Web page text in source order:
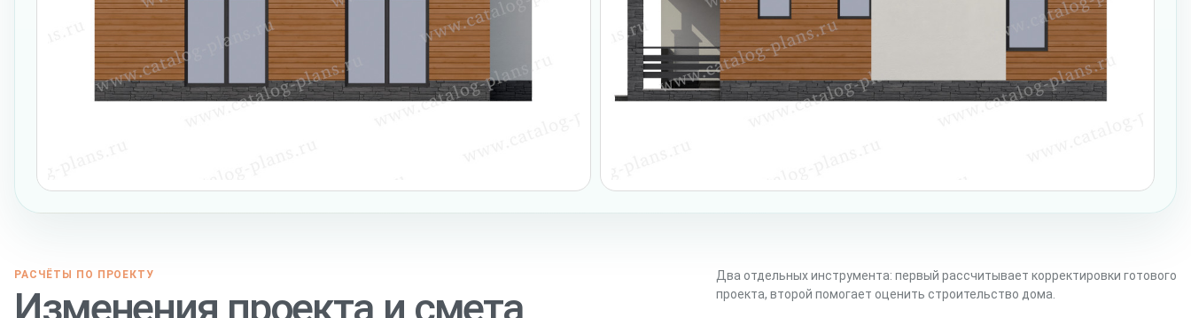
РАСЧЁТЫ ПО ПРОЕКТУ
Изменения проекта и смета
Два отдельных инструмента: первый рассчитывает корректировки готового
проекта, второй помогает оценить строительство дома.